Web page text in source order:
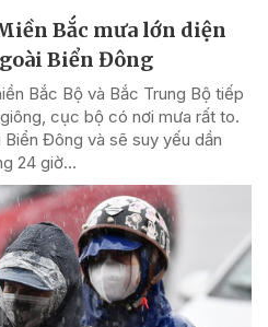
Bắc mưa lớn diện
Biển Đông
Bắc Bộ và Bắc Trung Bộ tiếp
cục bộ có nơi mưa rất to.
Đông và sẽ suy yếu dần
24 giờ...